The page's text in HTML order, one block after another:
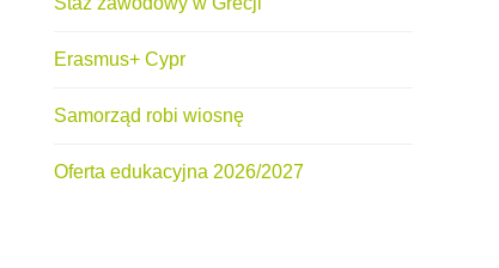
Erasmus+ Cypr
Samorząd robi wiosnę
Oferta edukacyjna 2026/2027